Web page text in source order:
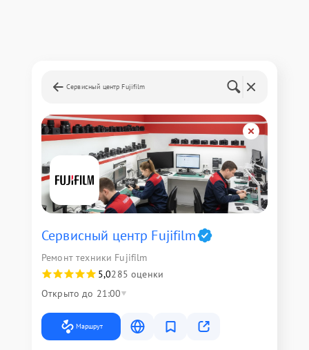
Сервисный центр Fujifilm
Сервисный центр Fujifilm
Ремонт техники Fujifilm
5,0285 оценки
Открыто до 21:00
Маршрут